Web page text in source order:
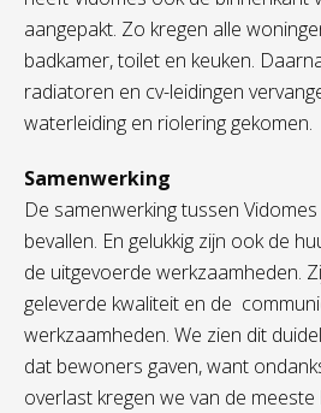
aangepakt. Zo kregen alle
badkamer, toilet en keuken.
radiatoren en cv-leidingen
waterleiding en riolering gekomen.
Samenwerking
De samenwerking tussen
bevallen. En gelukkig zijn ook de
de uitgevoerde werkzaamheden.
geleverde kwaliteit en de
werkzaamheden. We zien dit
dat bewoners gaven, want
overlast kregen we van de